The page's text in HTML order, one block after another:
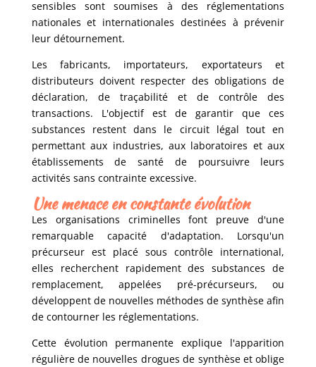
sensibles sont soumises à des réglementations
nationales et internationales destinées à prévenir
leur détournement.
Les fabricants, importateurs, exportateurs et
distributeurs doivent respecter des obligations de
déclaration, de traçabilité et de contrôle des
transactions. L'objectif est de garantir que ces
substances restent dans le circuit légal tout en
permettant aux industries, aux laboratoires et aux
établissements de santé de poursuivre leurs
activités sans contrainte excessive.
Une menace en constante évolution
Les organisations criminelles font preuve d'une
remarquable capacité d'adaptation. Lorsqu'un
précurseur est placé sous contrôle international,
elles recherchent rapidement des substances de
remplacement, appelées pré-précurseurs, ou
développent de nouvelles méthodes de synthèse afin
de contourner les réglementations.
Cette évolution permanente explique l'apparition
régulière de nouvelles drogues de synthèse et oblige